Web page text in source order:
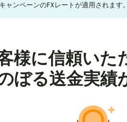
ャンペーンのFXレートが適用されます
様に信頼いた
ぼる送金実績